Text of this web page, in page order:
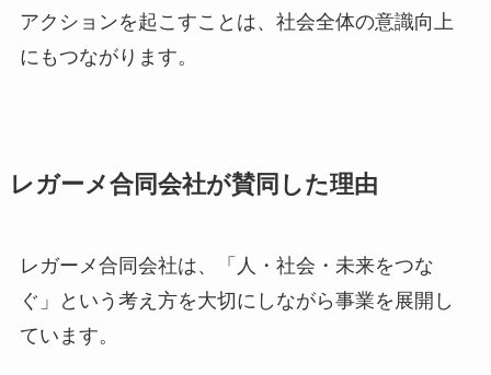
アクションを起こすことは、社会全体の意識向上
にもつながります。
レガーメ合同会社が賛同した理由
レガーメ合同会社は、「人・社会・未来をつな
ぐ」という考え方を大切にしながら事業を展開し
ています。